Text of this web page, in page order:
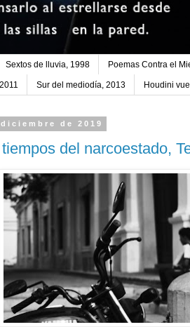
Sextos de lluvia, 1998 Poemas Contra el
Sur del mediodía, 2013 Houdini
de 2019
del narcoestado,